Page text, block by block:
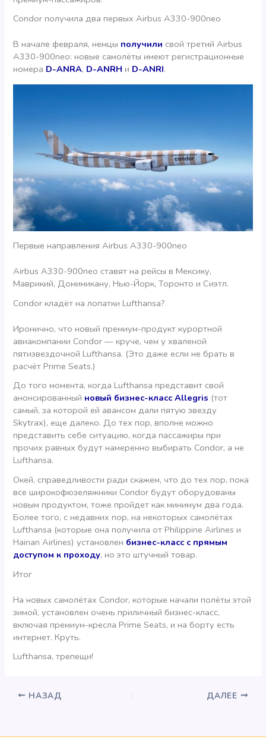
Condor получила два первых Airbus A330-900neo
В начале февраля, немцы получили свой третий Airbus
A330-900neo: новые самолёты имеют регистрационные
номера D-ANRA, D-ANRH и D-ANRI.
Первые направления Airbus A330-900neo
Airbus A330-900neo ставят на рейсы в Мексику,
Маврикий, Доминикану, Нью-Йорк, Торонто и Сиэтл.
Condor кладёт на лопатки Lufthansa?
Иронично, что новый премиум-продукт курортной
авиакомпании Condor — круче, чем у хваленой
пятизвездочной Lufthansa. (Это даже если не брать в
расчёт Prime Seats.)
До того момента, когда Lufthansa представит свой
анонсированный новый бизнес-класс Allegris (тот
самый, за которой ей авансом дали пятую звезду
Skytrax), еще далеко. До тех пор, вполне можно
представить себе ситуацию, когда пассажиры при
прочих равных будут намеренно выбирать Condor, а не
Lufthansa.
Окей, справедливости ради скажем, что до тех пор, пока
все широкофюзеляжники Condor будут оборудованы
новым продуктом, тоже пройдет как минимум два года.
Более того, с недавних пор, на некоторых самолётах
Lufthansa (которые она получила от Philippine Airlines и
Hainan Airlines) установлен бизнес-класс с прямым
доступом к проходу, но это штучный товар.
Итог
На новых самолётах Condor, которые начали полёты этой
зимой, установлен очень приличный бизнес-класс,
включая премиум-кресла Prime Seats, и на борту есть
интернет. Круть.
Lufthansa, трепещи!
НАЗАД ДАЛЕЕ